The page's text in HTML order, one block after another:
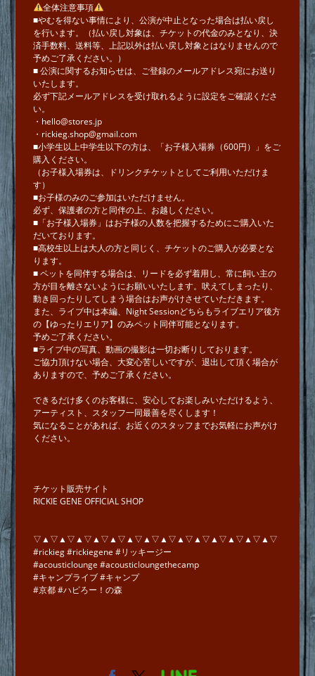
全体注意事項
■やむを得ない事情により、公演が中止となった場合は払い戻し
を行います。（払い戻し対象は、チケットの代金のみとなり、決
済手数料、送料等、上記以外は払い戻し対象とはなりませんので
予めご了承ください。）
■ 公演に関するお知らせは、ご登録のメールアドレス宛にお送り
いたします。
必ず下記メールアドレスを受け取れるように設定をご確認くださ
い。
・hello@stores.jp
・rickieg.shop@gmail.com
■⼩学⽣以上中学⽣以下の方は、「お子様入場券（600円）」をご
購入ください。
（お子様入場券は、ドリンクチケットとしてご利用いただけま
す）
■お子様のみのご参加はいただけません。
必ず、保護者の方と同伴の上、お越しください。
■「お子様入場券」はお子様の人数を把握するためにご購入いた
だいております。
■高校生以上は大人の方と同じく、チケットのご購入が必要とな
ります。
■ ペットを同伴する場合は、リードを必ず着用し、常に飼い主の
方が目を離さないようにお願いいたします。吠えてしまったり、
動き回ったりしてしまう場合はお声がけさせていただきます。
また、ライブ中は本編、Night Sessionどちらもライブエリア後方
の【ゆったりエリア】のみペット同伴可能となります。
予めご了承ください。
■ライブ中の写真、動画の撮影は一切お断りしております。
ご協力頂けない場合、大変心苦しいですが、退出して頂く場合が
ありますので、予めご了承ください。
できるだけ多くのお客様に、安心してお楽しみいただけるよう、
アーティスト、スタッフ一同最善を尽くします！
気になることがあれば、お近くのスタッフまでお気軽にお声がけ
ください。
チケット販売サイト
RICKIE GENE OFFICIAL SHOP
▽▲▽▲▽▲▽▲▽▲▽▲▽▲▽▲▽▲▽▲▽▲▽▲▽▲▽▲▽
#rickieg #rickiegene #リッキージー
#acousticlounge #acousticloungethecamp
#キャンプライブ #キャンプ
#京都 #ハピろー！の森